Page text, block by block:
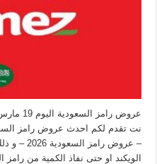
نت تقدم لكم احدث عروض رامز
الويكند او حتى نفاذ الكمية من رامز